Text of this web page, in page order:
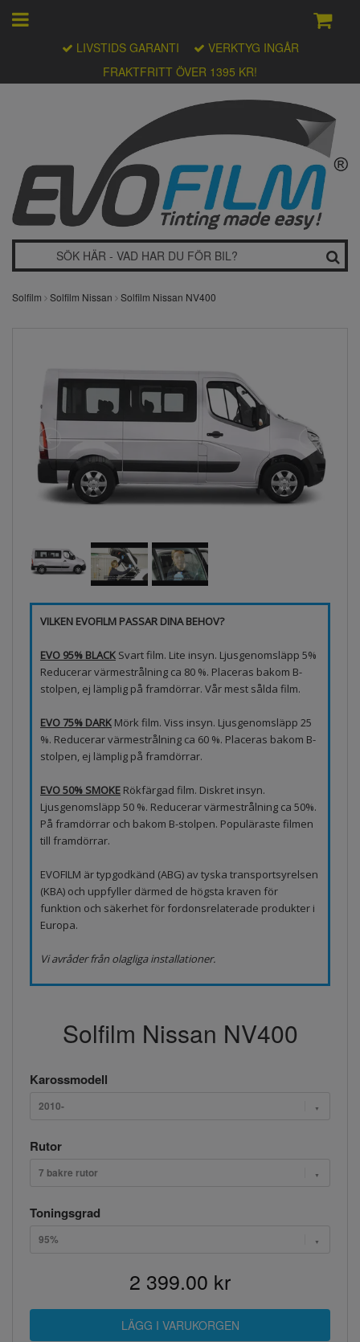
FRAKTFRITT ÖVER 1395 KR!
LIVSTIDS GARANTI VERKTYG INGÅR
Solfilm Solfilm Nissan Solfilm Nissan NV400
VILKEN EVOFILM PASSAR DINA BEHOV?
EVO 95% BLACK Svart film. Lite insyn. Ljusgenomsläpp 5%
Reducerar värmestrålning ca 80 %. Placeras bakom B-
stolpen, ej lämplig på framdörrar. Vår mest sålda film.
EVO 75% DARK Mörk film. Viss insyn. Ljusgenomsläpp 25
%. Reducerar värmestrålning ca 60 %. Placeras bakom B-
stolpen, ej lämplig på framdörrar.
EVO 50% SMOKE Rökfärgad film. Diskret insyn.
Ljusgenomsläpp 50 %. Reducerar värmestrålning ca 50%.
På framdörrar och bakom B-stolpen. Populäraste filmen
till framdörrar.
EVOFILM är typgodkänd (ABG) av tyska transportsyrelsen
(KBA) och uppfyller därmed de högsta kraven för
funktion och säkerhet för fordonsrelaterade produkter i
Europa.
Vi avråder från olagliga installationer.
Solfilm Nissan NV400
Karossmodell
2010-
Rutor
7 bakre rutor
Toningsgrad
95%
2 399.00 kr